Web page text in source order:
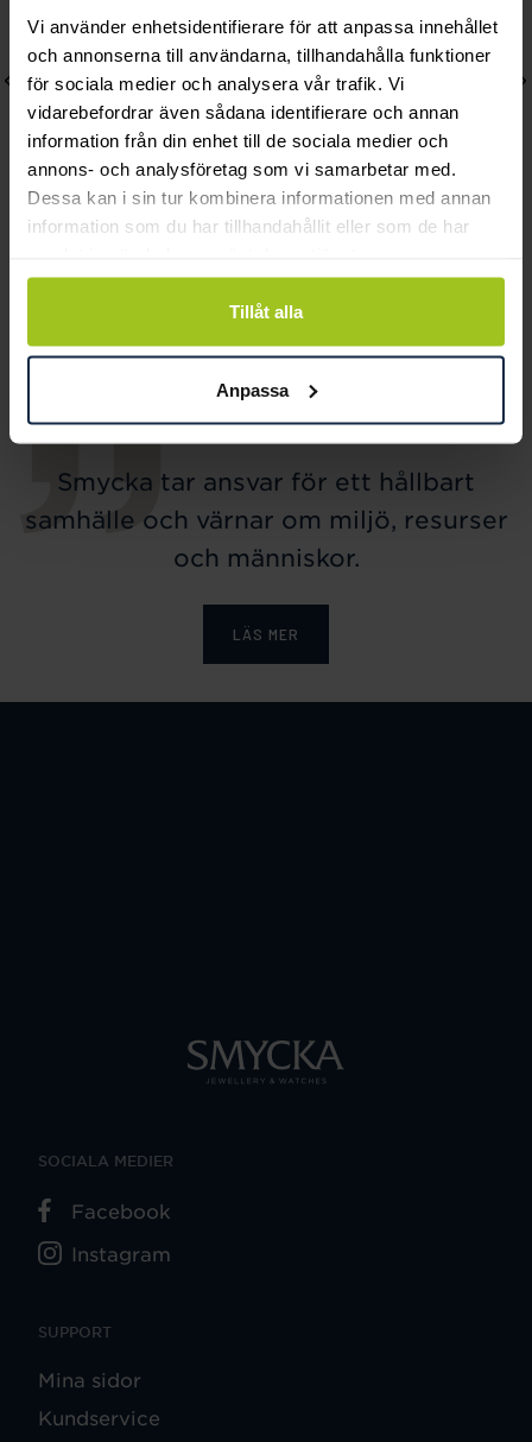
Vi använder enhetsidentifierare för att anpassa innehållet
och annonserna till användarna, tillhandahålla funktioner
för sociala medier och analysera vår trafik. Vi
vidarebefordrar även sådana identifierare och annan
information från din enhet till de sociala medier och
annons- och analysföretag som vi samarbetar med.
Dessa kan i sin tur kombinera informationen med annan
information som du har tillhandahållit eller som de har
Tillåt alla
Anpassa
Carolina Gynning
Caroline Svedbom
Crystal
Smycka tar ansvar för ett hållbart
samhälle och värnar om miljö, resurser
och människor.
LÄS MER
SUPPORT
Mina sidor
Kundservice
SOCIALA MEDIER
Facebook
Instagram